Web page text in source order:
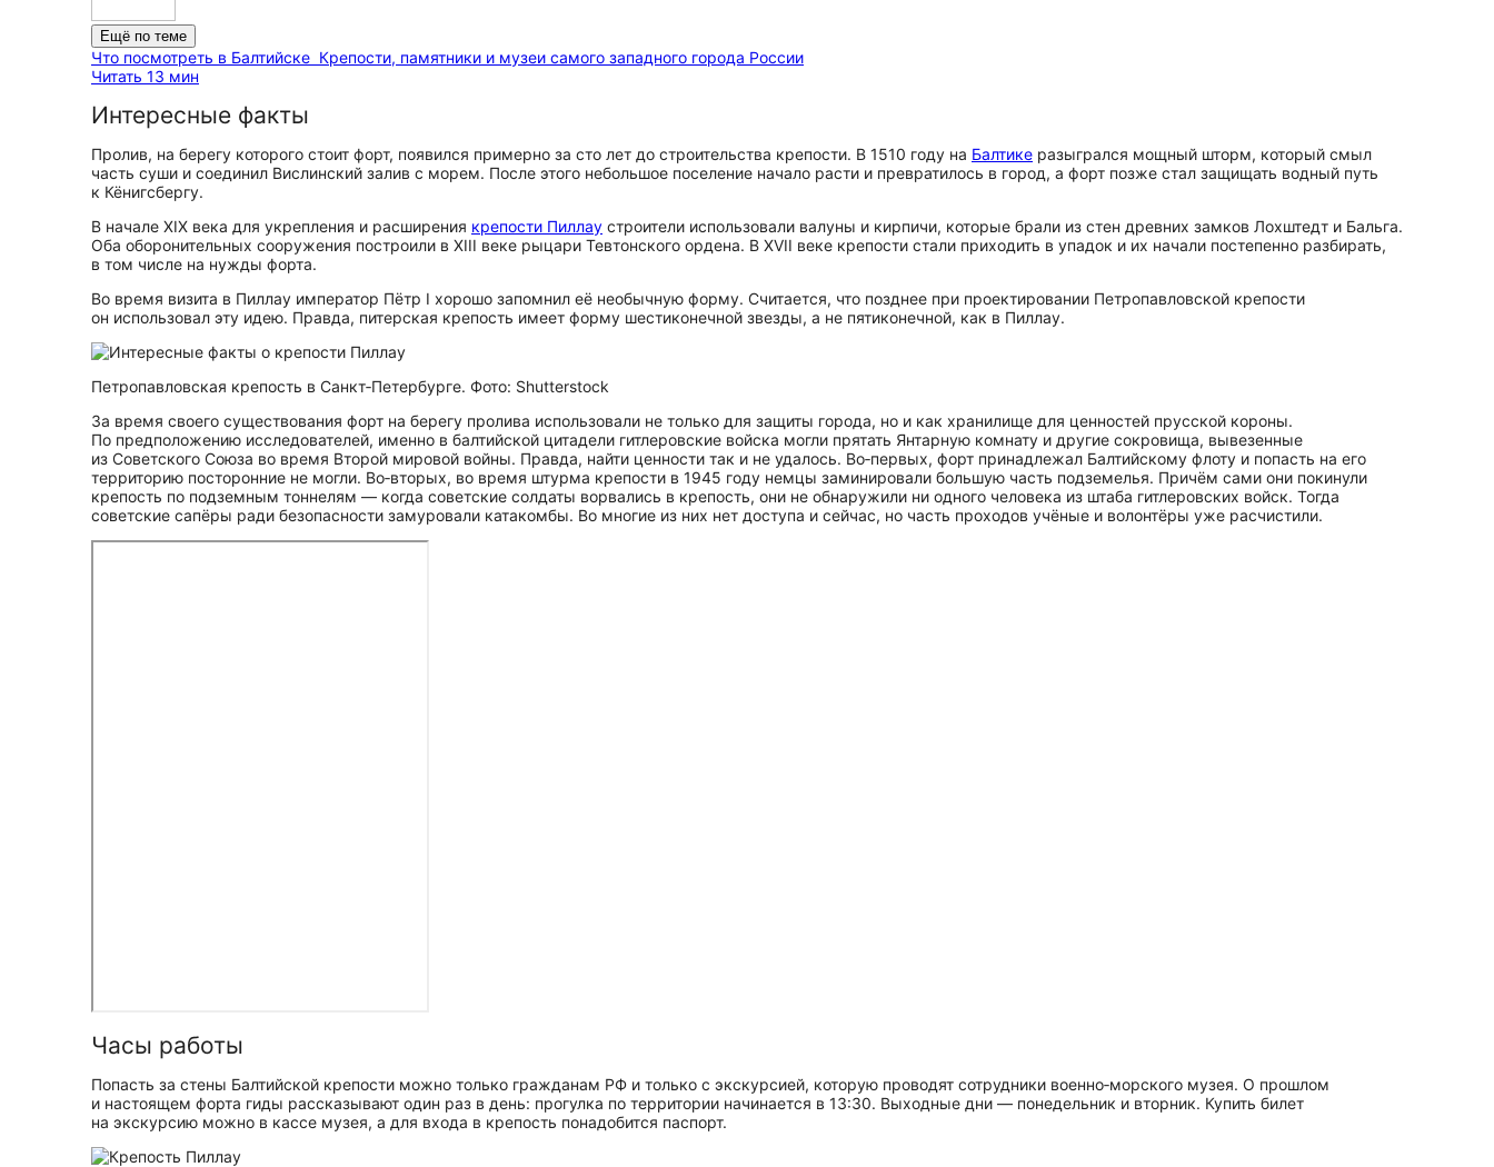
Ещё по теме
Что посмотреть в Балтийске Крепости, памятники и музеи самого западного города России
Читать 13 мин
Интересные факты
Пролив, на берегу которого стоит форт, появился примерно за сто лет до строительства крепости. В 1510 году на Балтике разыгрался мощный шторм, который смыл
часть суши и соединил Вислинский залив с морем. После этого небольшое поселение начало расти и превратилось в город, а форт позже стал защищать водный путь
к Кёнигсбергу.
В начале XIX века для укрепления и расширения крепости Пиллау строители использовали валуны и кирпичи, которые брали из стен древних замков Лохштедт и Бальга.
Оба оборонительных сооружения построили в XIII веке рыцари Тевтонского ордена. В XVII веке крепости стали приходить в упадок и их начали постепенно разбирать,
в том числе на нужды форта.
Во время визита в Пиллау император Пётр I хорошо запомнил её необычную форму. Считается, что позднее при проектировании Петропавловской крепости
он использовал эту идею. Правда, питерская крепость имеет форму шестиконечной звезды, а не пятиконечной, как в Пиллау.
Петропавловская крепость в Санкт‑Петербурге. Фото: Shutterstock
За время своего существования форт на берегу пролива использовали не только для защиты города, но и как хранилище для ценностей прусской короны.
По предположению исследователей, именно в балтийской цитадели гитлеровские войска могли прятать Янтарную комнату и другие сокровища, вывезенные
из Советского Союза во время Второй мировой войны. Правда, найти ценности так и не удалось. Во‑первых, форт принадлежал Балтийскому флоту и попасть на его
территорию посторонние не могли. Во‑вторых, во время штурма крепости в 1945 году немцы заминировали большую часть подземелья. Причём сами они покинули
крепость по подземным тоннелям — когда советские солдаты ворвались в крепость, они не обнаружили ни одного человека из штаба гитлеровских войск. Тогда
советские сапёры ради безопасности замуровали катакомбы. Во многие из них нет доступа и сейчас, но часть проходов учёные и волонтёры уже расчистили.
Часы работы
Попасть за стены Балтийской крепости можно только гражданам РФ и только с экскурсией, которую проводят сотрудники военно‑морского музея. О прошлом
и настоящем форта гиды рассказывают один раз в день: прогулка по территории начинается в 13:30. Выходные дни — понедельник и вторник. Купить билет
на экскурсию можно в кассе музея, а для входа в крепость понадобится паспорт.